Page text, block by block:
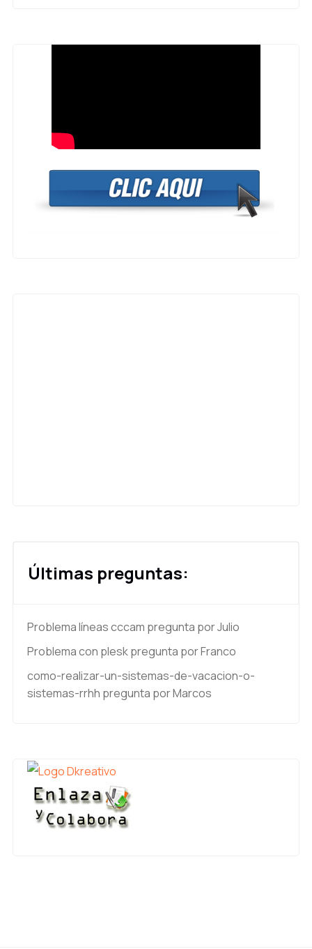
Últimas preguntas:
Problema líneas cccam pregunta por Julio
Problema con pleskpregunta por Franco
como-realizar-un-sistemas-de-vacacion-o-
sistemas-rrhh pregunta por Marcos